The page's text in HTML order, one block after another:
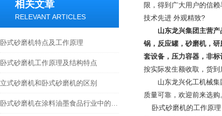
相关文章
RELEVANT ARTICLES
卧式砂磨机特点及工作原理
卧式砂磨机工作原理及结构特点
立式砂磨机和卧式砂磨机的区别
限，得到广大用户的信
技术先进 外观精致?
山东龙兴集团主营产
锅，反应罐，砂磨机，
套设备，压力容器，非标
按实际发生额收取，货
山东龙兴化工机械集团
质量可靠，欢迎前来选购
卧式砂磨机的工作原理